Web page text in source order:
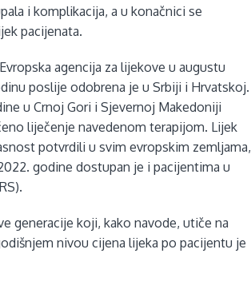
i komplikacija, a u konačnici se
pacijenata.
agencija za lijekove u augustu
poslije odobrena je u Srbiji i Hrvatskoj.
u Crnoj Gori i Sjevernoj Makedoniji
liječenje navedenom terapijom. Lijek
potvrdili u svim evropskim zemljama,
godine dostupan je i pacijentima u
generacije koji, kako navode, utiče na
nivou cijena lijeka po pacijentu je